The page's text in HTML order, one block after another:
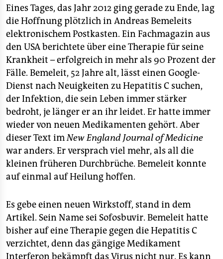
schwerer zu finanzieren ist, liegt vor allem an der
Einnahmenseite. Denn Gesundheit wird nicht aus dem
BIP insgesamt, sondern überwiegend aus dem Faktor
Arbeit finanziert. Dessen Anteil am BIP schrumpft in
Deutschland jedoch kontinuierlich – machte er vor
Jahren noch knapp die Hälfte des BIPs aus, liegt sein
Anteil derzeit bei etwa 30 Prozent. Die Folge ist: Die
Beitragssätze zur gesetzlichen Krankenversicherung
steigen.
Eines Tages, das Jahr 2012 ging gerade zu Ende, lag
die Hoffnung plötzlich in Andreas Bemeleits
elektronischem Postkasten. Ein Fachmagazin aus
den USA berichtete über eine Therapie für seine
Krankheit – erfolgreich in mehr als 90 Prozent der
Fälle. Bemeleit, 52 Jahre alt, lässt einen Google-
Dienst nach Neuigkeiten zu Hepatitis C suchen,
der Infektion, die sein Leben immer stärker
bedroht, je länger er an ihr leidet. Er hatte immer
wieder von neuen Medikamenten gehört. Aber
dieser Text imNew England Journal of Medicine
war anders. Er versprach viel mehr, als all die
kleinen früheren Durchbrüche. Bemeleit konnte
auf einmal auf Heilung hoffen.
Es gebe einen neuen Wirkstoff, stand in dem
Artikel. Sein Name sei Sofosbuvir. Bemeleit hatte
bisher auf eine Therapie gegen die Hepatitis C
verzichtet, denn das gängige Medikament
Interferon bekämpft das Virus nicht nur. Es kann